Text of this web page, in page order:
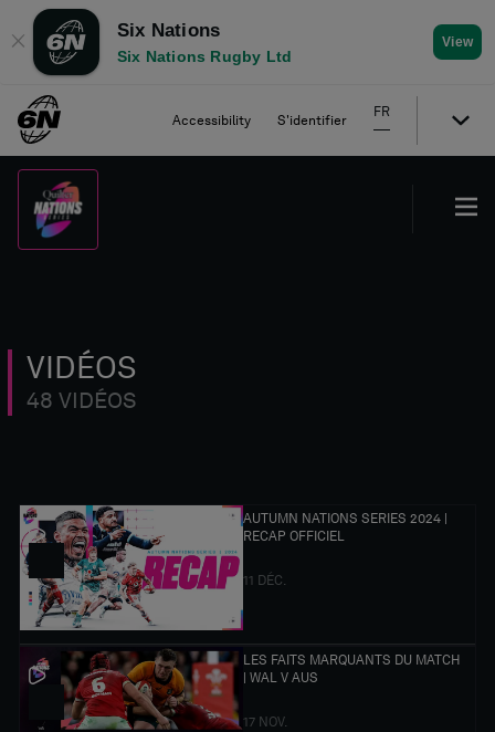
✕
Six Nations
Six Nations Rugby Ltd
View
Accessibility S'identifier
FR
VIDÉOS
48 VIDÉOS
AUTUMN NATIONS SERIES 2024 |
RECAP OFFICIEL
11 DÉC.
LES FAITS MARQUANTS DU MATCH
| WAL V AUS
17 NOV.